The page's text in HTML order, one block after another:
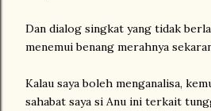
Dan dialog singkat yang tidak
menemui benang merahnya
Kalau saya boleh menganalisa,
sahabat saya si Anu ini terkait